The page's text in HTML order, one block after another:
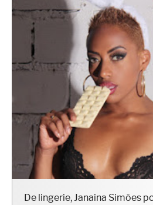
De lingerie, Janaina Simões